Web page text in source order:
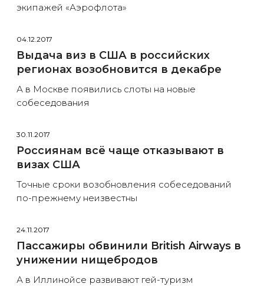
экипажей «Аэрофлота»
04.12.2017
Выдача виз в США в российских
регионах возобновится в декабре
А в Москве появились слоты на новые
собеседования
30.11.2017
Россиянам всё чаще отказывают в
визах США
Точные сроки возобновления собеседований
по-прежнему неизвестны
24.11.2017
Пассажиры обвинили British Airways в
унижении нищебродов
А в Иллинойсе развивают гей-туризм